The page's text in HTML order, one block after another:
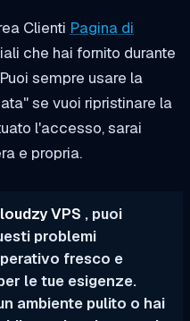
Clienti Pagina di
che hai fornito durante
sempre usare la
se vuoi ripristinare la
l'accesso, sarai
e propria.
VPS , puoi
problemi
fresco e
le tue esigenze.
ambiente pulito o hai